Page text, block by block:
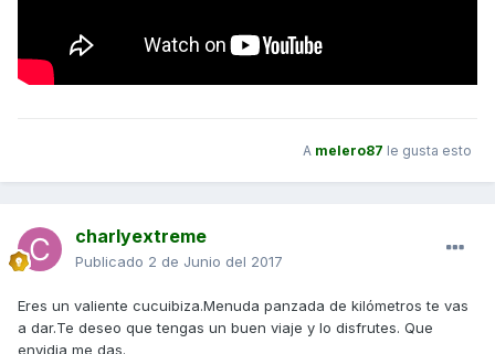
A melero87 le gusta esto
charlyextreme
Publicado 2 de Junio del 2017
Eres un valiente cucuibiza.Menuda panzada de kilómetros te vas
a dar.Te deseo que tengas un buen viaje y lo disfrutes. Que
envidia me das.